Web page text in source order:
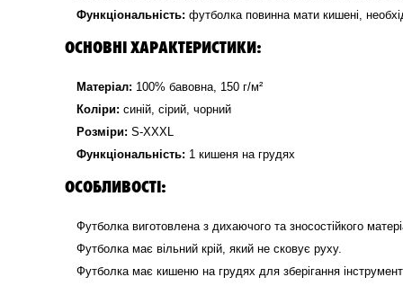
Функціональність: футболка повинна мати кишені,
ОСНОВНІ ХАРАКТЕРИСТИКИ:
Матеріал: 100% бавовна, 150 г/м²
Коліри: синій, сірий, чорний
Розміри: S-XXXL
Функціональність: 1 кишеня на грудях
ОСОБЛИВОСТІ:
Футболка виготовлена з дихаючого та зносостійкого
Футболка має вільний крій, який не сковує руху.
Футболка має кишеню на грудях для зберігання